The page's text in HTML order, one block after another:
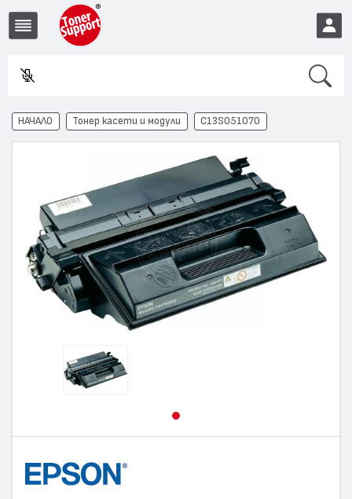
EUR
НАЧАЛО Тонер касети и модули C13S051070